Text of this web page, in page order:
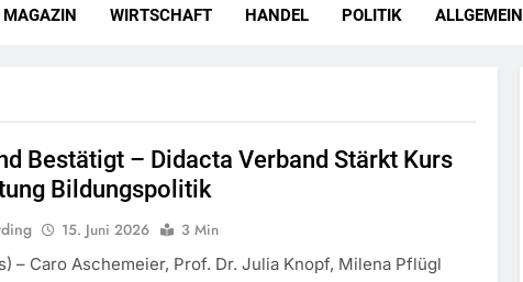
MAGAZIN WIRTSCHAFT HANDEL POLITIK ALLGEMEIN
Bestätigt – Didacta Verband Stärkt Kurs
Bildungspolitik
15. Juni 2026
3 Min
– Caro Aschemeier, Prof. Dr. Julia Knopf, Milena Pflügl